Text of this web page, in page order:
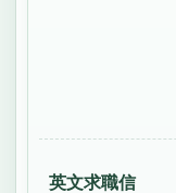
英文求職信